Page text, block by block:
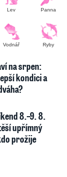
Lev Panna
Vodnář Ryby
na srpen:
kondici a
8.–9. 8.
upřímný
prožije